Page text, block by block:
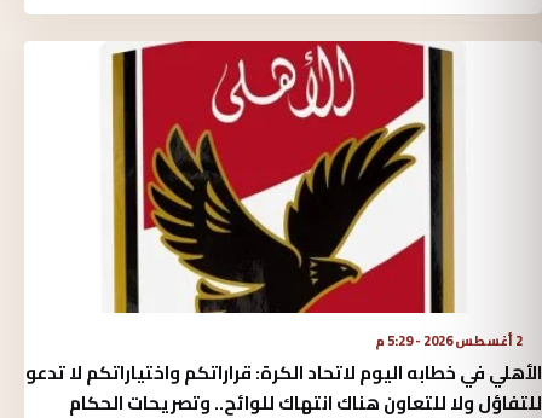
2 أغسطس 2026 - 5:29 م
الأهلي في خطابه اليوم لاتحاد الكرة:‏ قراراتكم واختياراتكم لا تدعو
للتفاؤل ولا للتعاون هناك انتهاك للوائح.. وتصريحات الحكام